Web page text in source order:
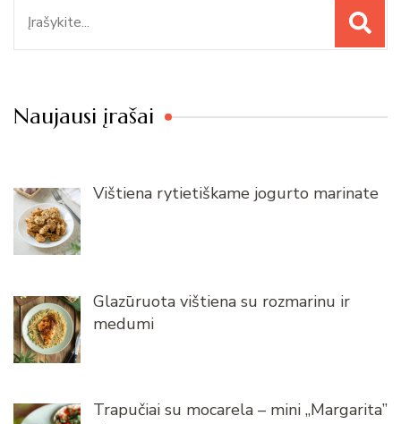
Naujausi įrašai
Vištiena rytietiškame jogurto marinate
Glazūruota vištiena su rozmarinu ir
medumi
Trapučiai su mocarela – mini „Margarita”